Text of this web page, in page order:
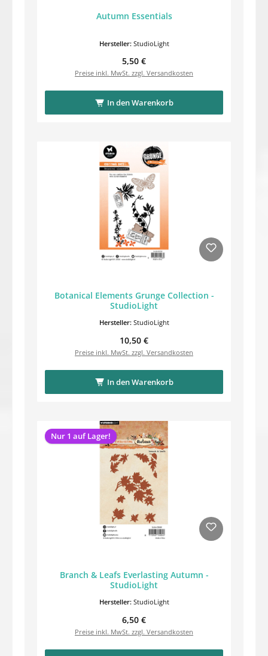
Autumn Essentials
Hersteller: StudioLight
Regulärer Preis:
5,50 €
Preise inkl. MwSt. zzgl. Versandkosten
In den Warenkorb
Botanical Elements Grunge Collection -
StudioLight
Hersteller: StudioLight
Regulärer Preis:
10,50 €
Preise inkl. MwSt. zzgl. Versandkosten
In den Warenkorb
Nur 1 auf Lager!
Branch & Leafs Everlasting Autumn -
StudioLight
Hersteller: StudioLight
Regulärer Preis:
6,50 €
Preise inkl. MwSt. zzgl. Versandkosten